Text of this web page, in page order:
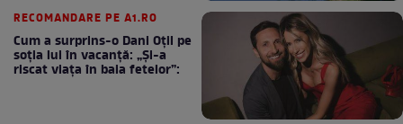
RECOMANDARE PE A1.RO
Cum a surprins-o Dani Oțil pe
soția lui în vacanță: „Și-a
riscat viața în baia fetelor”: